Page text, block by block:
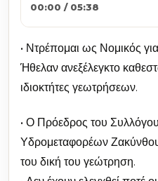
00:00 / 05:38
• Ντρέπομαι ως Νομικός
Ήθελαν ανεξέλεγκτο
ιδιοκτήτες γεωτρήσεων.
• Ο Πρόεδρος του
Υδρομεταφορέων
του δική του γεώτρηση.